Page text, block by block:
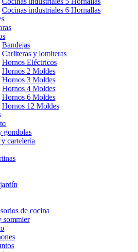
Cocinas industriales 6 Hornallas
Bandejas
Carliteras y lomiteras
Hornos Eléctricos
Hornos 2 Moldes
Hornos 3 Moldes
Hornos 4 Moldes
Hornos 6 Moldes
Hornos 12 Moldes
gondolas
cartelería
de cocina
sommier